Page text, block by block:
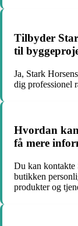
Tilbyder
til
Ja, Stark
dig professionel
Hvordan
få mere
Du kan kontakte
butikken
produkter og